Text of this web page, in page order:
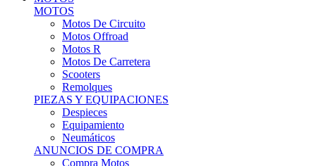
Motos De Circuito
Motos Offroad
Motos R
Motos De Carretera
Scooters
Remolques
PIEZAS Y EQUIPACIONES
Despieces
Equipamiento
Neumáticos
ANUNCIOS DE COMPRA
Compra Motos
Compra Piezas